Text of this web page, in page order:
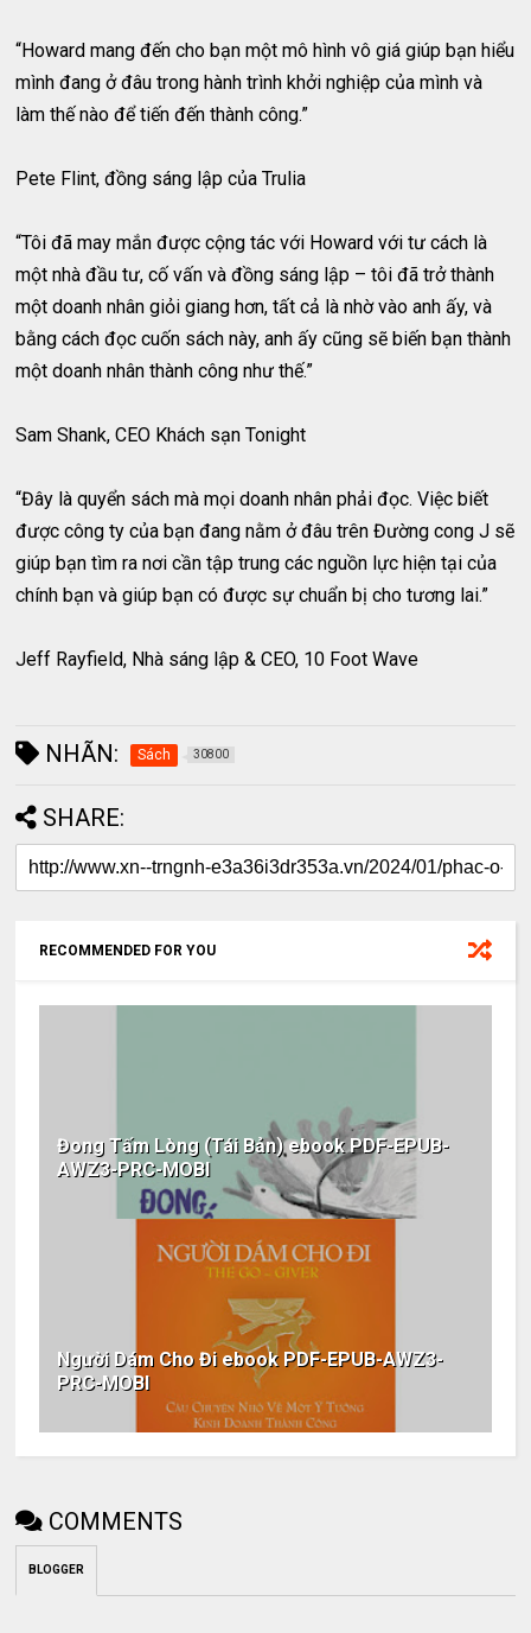
“Howard mang đến cho bạn một mô hình vô giá giúp bạn hiểu
mình đang ở đâu trong hành trình khởi nghiệp của mình và
làm thế nào để tiến đến thành công.”
Pete Flint, đồng sáng lập của Trulia
“Tôi đã may mắn được cộng tác với Howard với tư cách là
một nhà đầu tư, cố vấn và đồng sáng lập – tôi đã trở thành
một doanh nhân giỏi giang hơn, tất cả là nhờ vào anh ấy, và
bằng cách đọc cuốn sách này, anh ấy cũng sẽ biến bạn thành
một doanh nhân thành công như thế.”
Sam Shank, CEO Khách sạn Tonight
“Đây là quyển sách mà mọi doanh nhân phải đọc. Việc biết
được công ty của bạn đang nằm ở đâu trên Đường cong J sẽ
giúp bạn tìm ra nơi cần tập trung các nguồn lực hiện tại của
chính bạn và giúp bạn có được sự chuẩn bị cho tương lai.”
Jeff Rayfield, Nhà sáng lập & CEO, 10 Foot Wave
NHÃN: Sách 30800
SHARE:
RECOMMENDED FOR YOU
Đong Tấm Lòng (Tái Bản) ebook PDF-EPUB-
AWZ3-PRC-MOBI
Người Dám Cho Đi ebook PDF-EPUB-AWZ3-
PRC-MOBI
COMMENTS
BLOGGER